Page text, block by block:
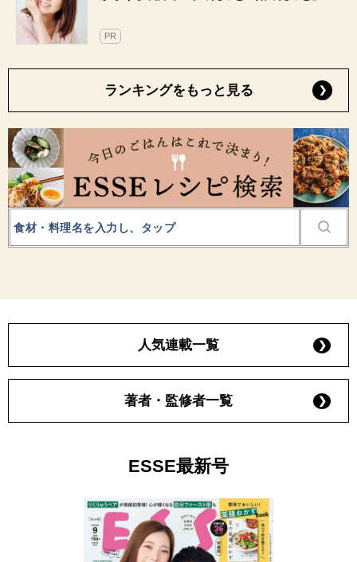
PR
ランキングをもっと見る
人気連載一覧
著者・監修者一覧
ESSE最新号